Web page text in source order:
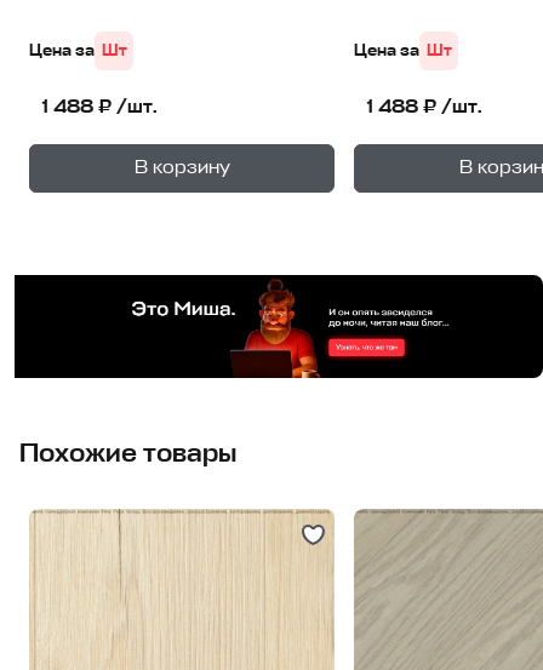
Цена за Шт
1 488 ₽ /шт.
В корзину
1уп.
Цена за Шт
1 488 ₽ /шт.
В 1
Похожие товары